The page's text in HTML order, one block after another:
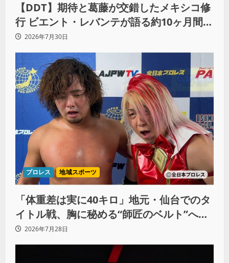
【DDT】期待と葛藤が交錯したメキシコ修
行 ビエント・レバンテが語る約10ヶ月間の
苦悩「くすぶっている自分に腹を立ててい
る」
2026年7月30日
プロレス 地域スポーツ
「体重差は実に40キロ」地元・仙台でのタ
イトル戦、胸に秘める“師匠のベルト”への
想いと同期決戦への決意
2026年7月28日